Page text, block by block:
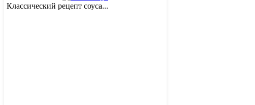
Классический рецепт соуса...